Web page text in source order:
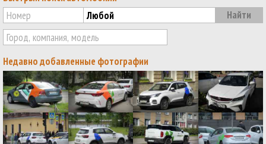
Недавно добавленные фотографии